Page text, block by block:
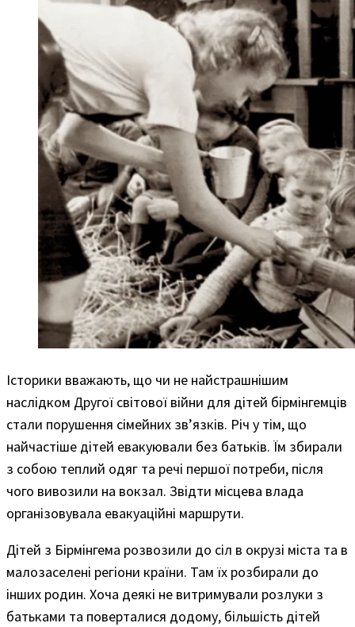
Історики вважають, що чи не найстрашнішим
наслідком Другої світової війни для дітей бірмінгемців
стали порушення сімейних зв’язків. Річ у тім, що
найчастіше дітей евакуювали без батьків. Їм збирали
з собою теплий одяг та речі першої потреби, після
чого вивозили на вокзал. Звідти місцева влада
організовувала евакуаційні маршрути.
Дітей з Бірмінгема розвозили до сіл в окрузі міста та в
малозаселені регіони країни. Там їх розбирали до
інших родин. Хоча деякі не витримували розлуки з
батьками та поверталися додому, більшість дітей